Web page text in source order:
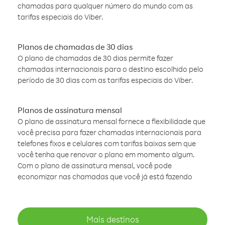
chamadas para qualquer número do mundo com as
tarifas especiais do Viber.
Planos de chamadas de 30 dias
O plano de chamadas de 30 dias permite fazer
chamadas internacionais para o destino escolhido pelo
período de 30 dias com as tarifas especiais do Viber.
Planos de assinatura mensal
O plano de assinatura mensal fornece a flexibilidade que
você precisa para fazer chamadas internacionais para
telefones fixos e celulares com tarifas baixas sem que
você tenha que renovar o plano em momento algum.
Com o plano de assinatura mensal, você pode
economizar nas chamadas que você já está fazendo
Mais destinos